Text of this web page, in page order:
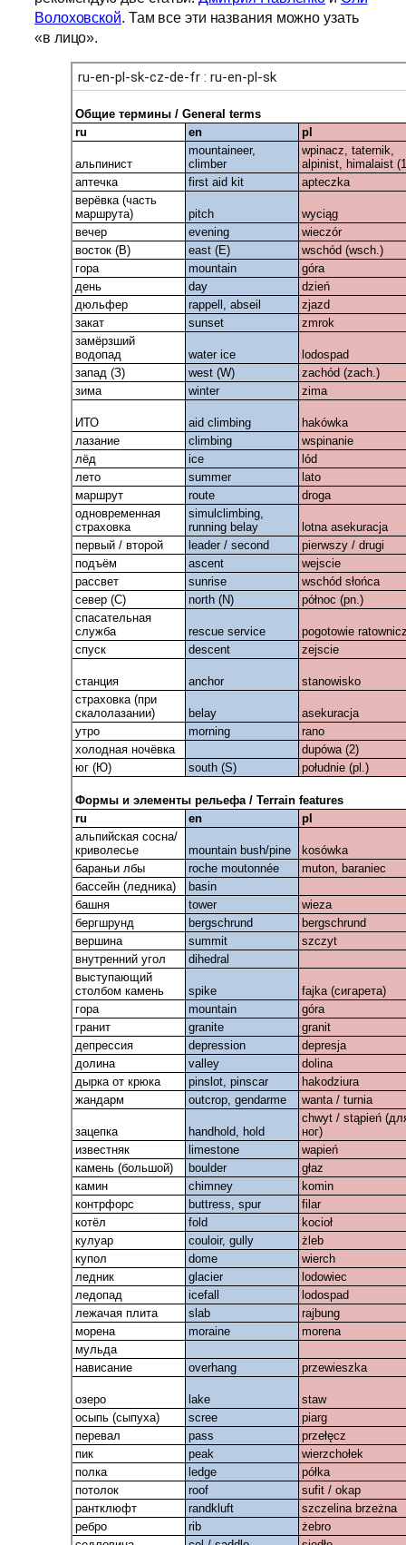
Волоховской. Там все эти названия можно узать
«в лицо».